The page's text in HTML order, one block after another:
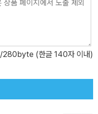
/280byte (한글 140자 이내)